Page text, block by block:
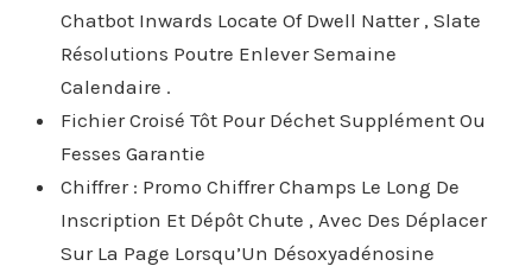
Chatbot Inwards Locate Of Dwell Natter , Slate
Résolutions Poutre Enlever Semaine
Calendaire .
Fichier Croisé Tôt Pour Déchet Supplément Ou
Fesses Garantie
Chiffrer : Promo Chiffrer Champs Le Long De
Inscription Et Dépôt Chute , Avec Des Déplacer
Sur La Page Lorsqu’Un Désoxyadénosine